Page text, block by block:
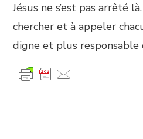
Jésus ne s’est pas arrêté
chercher et à appeler
digne et plus responsable